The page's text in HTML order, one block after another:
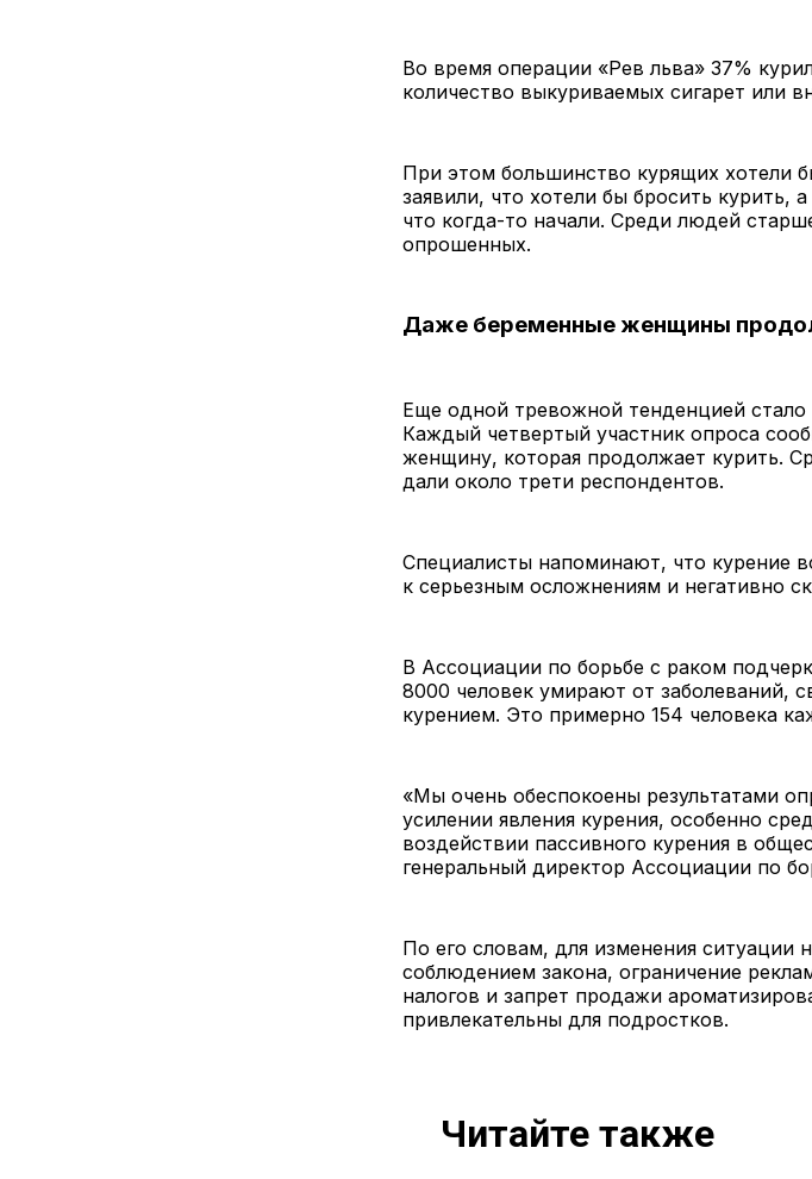
Во время операции «Рев льва» 37%
количество выкуриваемых сигарет или
При этом большинство курящих хотели
заявили, что хотели бы бросить курить,
что когда-то начали. Среди людей
опрошенных.
Даже беременные женщины
Еще одной тревожной тенденцией стало
Каждый четвертый участник опроса
женщину, которая продолжает курить.
дали около трети респондентов.
Специалисты напоминают, что курение
к серьезным осложнениям и негативно
В Ассоциации по борьбе с раком
8000 человек умирают от заболеваний,
курением. Это примерно 154 человека
«Мы очень обеспокоены результатами
усилении явления курения, особенно
воздействии пассивного курения в
генеральный директор Ассоциации по
По его словам, для изменения ситуации
соблюдением закона, ограничение
налогов и запрет продажи
привлекательны для подростков.
Читайте также